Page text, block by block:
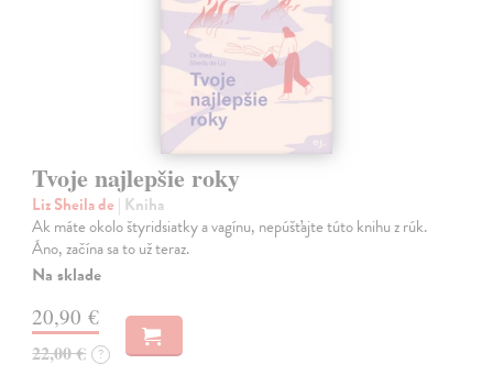
Tvoje najlepšie roky
Liz Sheila de | Kniha
Ak máte okolo štyridsiatky a vagínu, nepúšťajte túto knihu z rúk.
Áno, začína sa to už teraz.
Na sklade
20,90 €
22,00 € ?